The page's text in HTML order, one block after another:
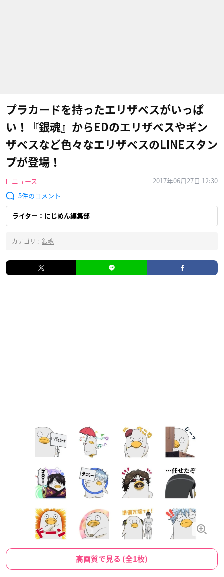
プラカードを持ったエリザベスがいっぱ
い！『銀魂』からEDのエリザベスやギン
ザベスなど色々なエリザベスのLINEスタン
プが登場！
ニュース
2017年06月27日 12:30
5
ライター：にじめん編集部
カテゴリ : 銀魂
高画質で見る (全1枚)